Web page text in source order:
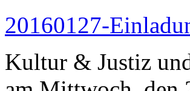
20160127-
Kultur & Justiz